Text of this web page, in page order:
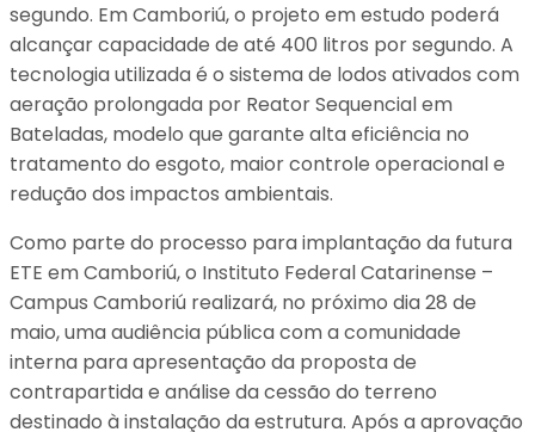
segundo. Em Camboriú, o projeto em estudo poderá
alcançar capacidade de até 400 litros por segundo. A
tecnologia utilizada é o sistema de lodos ativados com
aeração prolongada por Reator Sequencial em
Bateladas, modelo que garante alta eficiência no
tratamento do esgoto, maior controle operacional e
redução dos impactos ambientais.
Como parte do processo para implantação da futura
ETE em Camboriú, o Instituto Federal Catarinense –
Campus Camboriú realizará, no próximo dia 28 de
maio, uma audiência pública com a comunidade
interna para apresentação da proposta de
contrapartida e análise da cessão do terreno
destinado à instalação da estrutura. Após a aprovação